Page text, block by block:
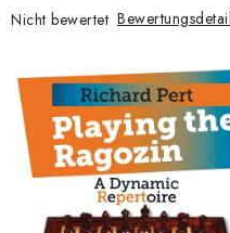
Nicht bewertet